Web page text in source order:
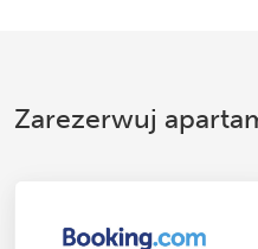
Zarezerwuj